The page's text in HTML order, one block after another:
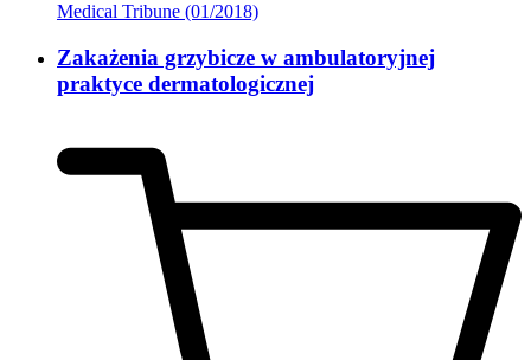
Medical Tribune (01/2018)
Zakażenia grzybicze w ambulatoryjnej
praktyce dermatologicznej